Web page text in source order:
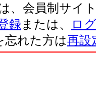
、会員制サイト
録または、 ロ
忘れた方は再設